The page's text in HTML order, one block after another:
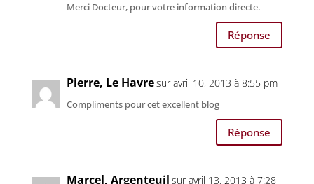
Merci Docteur, pour votre information directe.
Réponse
Pierre, Le Havresur avril 10, 2013 à 8:55 pm
Compliments pour cet excellent blog
Réponse
Marcel, Argenteuil sur avril 13, 2013 à 7:28